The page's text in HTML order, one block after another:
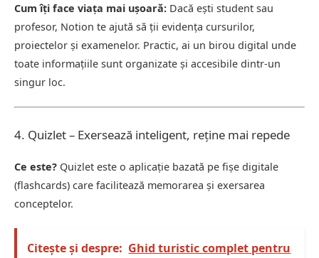
Cum îți face viața mai ușoară: Dacă ești student sau
profesor, Notion te ajută să ții evidența cursurilor,
proiectelor și examenelor. Practic, ai un birou digital unde
toate informațiile sunt organizate și accesibile dintr-un
singur loc.
4. Quizlet – Exersează inteligent, reține mai repede
Ce este? Quizlet este o aplicație bazată pe fișe digitale
(flashcards) care facilitează memorarea și exersarea
conceptelor.
Citește și despre: Ghid turistic complet pentru